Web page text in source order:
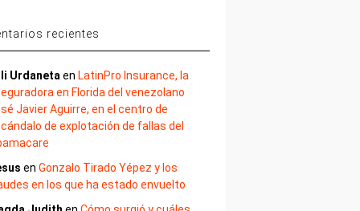
recientes
Urdaneta en LatinPro Insurance, la
en Florida del venezolano
Javier Aguirre, en el centro de
de explotación de fallas del
enGonzalo Tirado Yépez y los
en los que ha estado envuelto